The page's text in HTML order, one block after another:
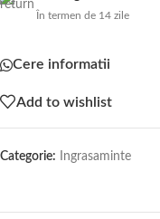
În termen de 14 zile
Cere informatii
Add to wishlist
Categorie: Ingrasaminte